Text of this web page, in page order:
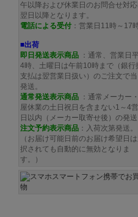
午以降および休業日のお問合せ対
翌日以降となります。
電話による受付 ：営業日11時～17時
■出荷
即日発送表示商品 ：通常、営業日
4時、土曜日は午前10時まで（銀行
支払は翌営業日扱い）のご注文で当
発送。
通常発送表示商品 ：通常メーカー
屋休業の土日祝日を含まない1～4
日以内（メーカー取寄せ後）の発送
注文予約表示商品 ：入荷次第発送。
（お届け可能日前のお届け希望日
択されても自動的に無効となりま
す。）